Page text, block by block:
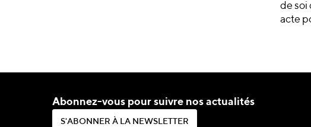
de soi
acte
Abonnez-vous pour suivre nos actualités
S'A BO N N E R À LA N EWS ETT E R